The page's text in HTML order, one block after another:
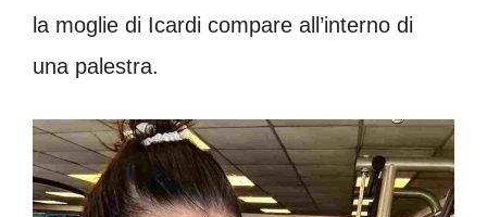
la moglie di Icardi compare all’interno di
una palestra.